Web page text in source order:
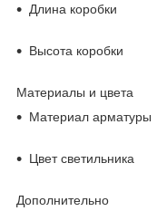
Длина коробки
Высота коробки
Материалы и цвета
Материал арматуры
Цвет светильника
Дополнительно